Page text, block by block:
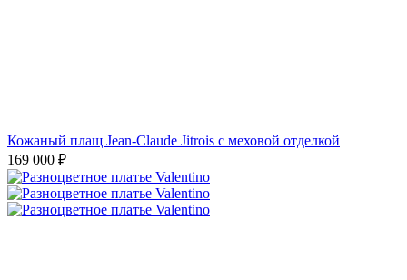
Кожаный плащ Jean-Claude Jitrois с меховой отделкой
169 000 ₽